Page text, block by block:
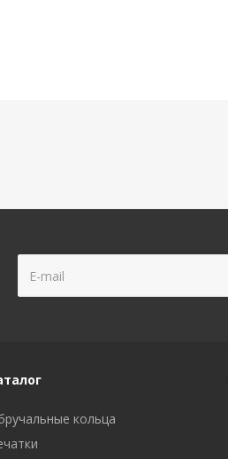
кольца